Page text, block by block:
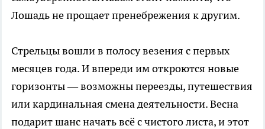
Лошадь не прощает пренебрежения к другим.
Стрельцы вошли в полосу везения с первых
месяцев года. И впереди им откроются новые
горизонты — возможны переезды, путешествия
или кардинальная смена деятельности. Весна
подарит шанс начать всё с чистого листа, и этот